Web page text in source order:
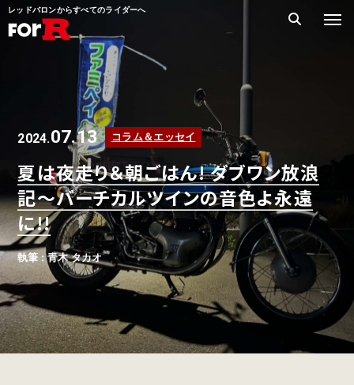
レッドバロンからすべてのライダーへ
2024.07.13 コラム＆エッセイ
夏は夜走り＆朝ごはん! ダブワン放浪
記〜バーチカルツインの音色よ永遠
に!!
執筆 : 青木 タカオ